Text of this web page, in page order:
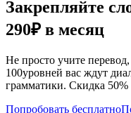
Закрепляйте
290₽ в месяц
Не просто учите
100уровней вас ждут
грамматики. Скидка
Попробовать бесплатно